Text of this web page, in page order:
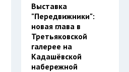
Выставка
"Передвижники":
новая глава в
Третьяковской
галерее на
Кадашёвской
набережной